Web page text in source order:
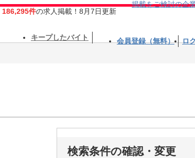
186,295件の求人掲載！8月7日更新
掲載をご検討の企
キープしたバイト 会員登録（無料） ロ
検索条件の確認・変更